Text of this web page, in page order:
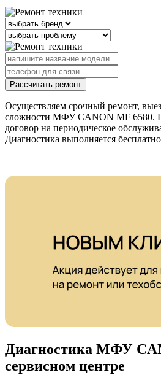
Рассчитать ремонт
Осуществляем срочный ремонт,
сложности МФУ CANON MF 6580.
договор на периодическое
Диагностика выполняется
Диагностика МФУ
сервисном центре